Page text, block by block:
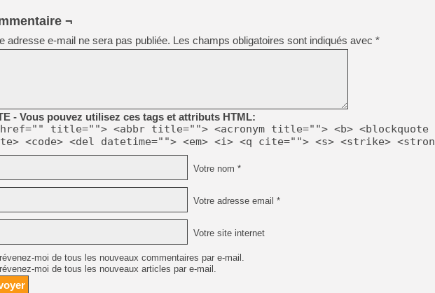
¬
adresse e-mail ne sera pas publiée. Les champs obligatoires sont indiqués avec *
- Vous pouvez utilisez ces tags et attributs HTML:
title=""> <abbr title=""> <acronym title=""> <b> <blockquote
<code> <del datetime=""> <em> <i> <q cite=""> <s> <strike>
Votre nom *
Votre adresse email *
Votre site internet
moi de tous les nouveaux commentaires par e-mail.
moi de tous les nouveaux articles par e-mail.